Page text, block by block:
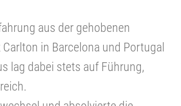
aus der gehobenen
in Barcelona und Portugal
lag dabei stets auf Führung,